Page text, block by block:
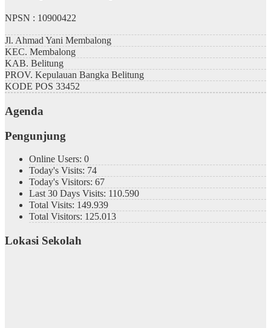
NPSN : 10900422
Jl. Ahmad Yani Membalong
KEC. Membalong
KAB. Belitung
PROV. Kepulauan Bangka Belitung
KODE POS 33452
Agenda
Pengunjung
Online Users: 0
Today's Visits: 74
Today's Visitors: 67
Last 30 Days Visits: 110.590
Total Visits: 149.939
Total Visitors: 125.013
Lokasi Sekolah